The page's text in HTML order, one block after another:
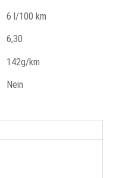
6 l/100 km
6,30
142g/km
Nein